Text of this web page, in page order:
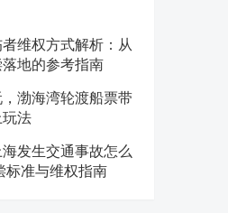
者维权方式解析：从
地的参考指南
渤海湾轮渡船票带
法
海发生交通事故怎么
标准与维权指南